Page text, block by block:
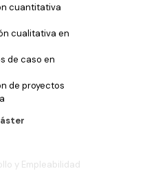
cuantitativa
cualitativa en
de caso en
de proyectos
y Empleabilidad